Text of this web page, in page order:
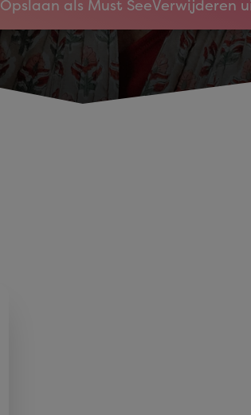
Opslaan als Must SeeVerwijderen